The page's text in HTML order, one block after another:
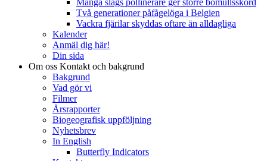
Två generationer påfågelöga i Belgien
Vackra fjärilar skyddas oftare än alldagliga
Kalender
Anmäl dig här!
Din sida
Om oss Kontakt och bakgrund
Bakgrund
Vad gör vi
Filmer
Årsrapporter
Biogeografisk uppföljning
Nyhetsbrev
In English
Butterfly Indicators